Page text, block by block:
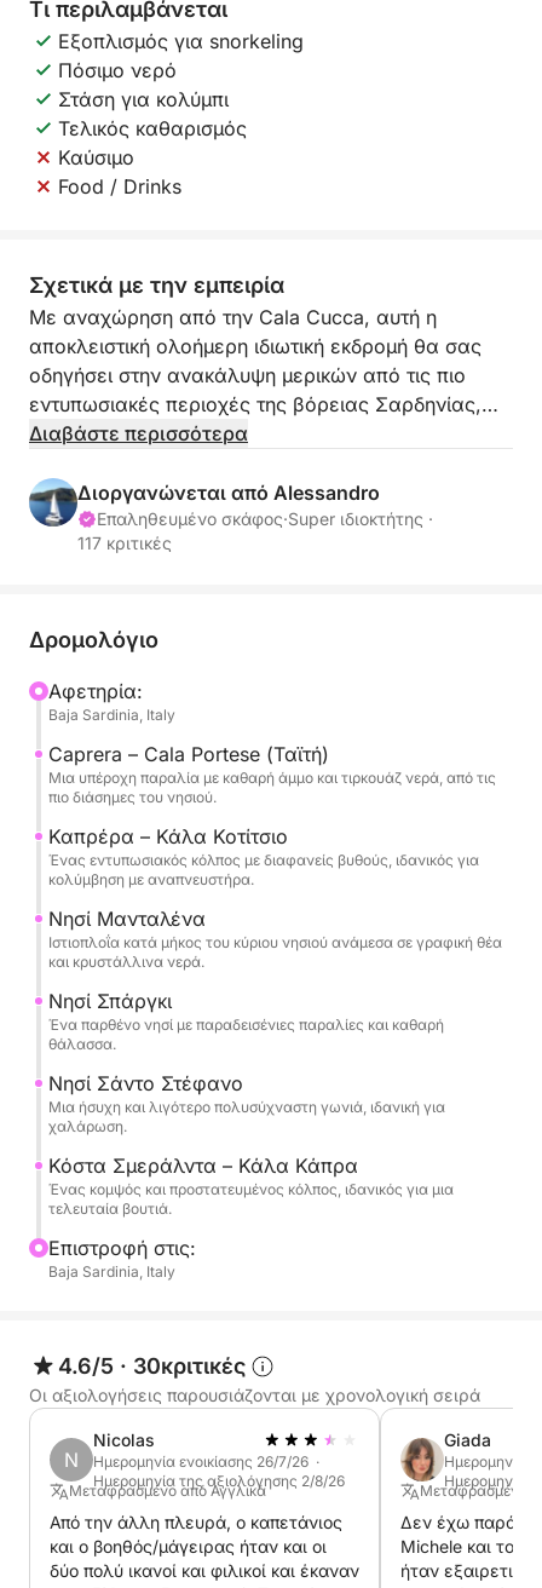
Τι περιλαμβάνεται
Εξοπλισμός για snorkeling
Πόσιμο νερό
Στάση για κολύμπι
Τελικός καθαρισμός
Καύσιμο
Food / Drinks
Σχετικά με την εμπειρία
Με αναχώρηση από την Cala Cucca, αυτή η
αποκλειστική ολοήμερη ιδιωτική εκδρομή θα σας
οδηγήσει στην ανακάλυψη μερικών από τις πιο
εντυπωσιακές περιοχές της βόρειας Σαρδηνίας,
ανάμεσα στο Αρχιπέλαγος Maddalena και την
θέλουν να ζήσουν τη θάλασσα σε απόλυτη
χαλάρωση, ανάμεσα σε κρυστάλλινα νερά,
κρυμμένους όρμους και μοναδικά φυσικά τοπία.
τα πιο μαγευτικά νησιά του αρχιπελάγους, διάσημο
που θυμίζει Καραϊβική. Εδώ βρίσκονται μερικοί από
τους πιο εμβληματικούς κόλπους της Σαρδηνίας,
ιδανικοί για κολύμπι και κολύμβηση με
αναπνευστήρα.
Η εκδρομή συνεχίζεται προς τη La Maddalena και
το νησί Spargi, όπου η φύση παραμένει ανέγγιχτη
όλη τη διάρκεια της ημέρας, έχουν
προγραμματιστεί αρκετές στάσεις για κολύμπι και
και την τιρκουάζ θάλασσα. Το απόγευμα,
επιστρέφουμε στην Costa Smeralda, πλέοντας κατά
μήκος κομψών και γραφικών ακτογραμμών μέχρι
να φτάσουμε σε αποκλειστικούς κόλπους όπως η
Cala Capra και το νησί Santo Stefano, ιδανικοί για
μια τελευταία στάση πριν την επιστροφή.
Μια ολοκληρωμένη εμπειρία που συνδυάζει τα πιο
όμορφα νερά του αρχιπελάγους με την κομψότητα
της Costa Smeralda, ιδανική για όσους αναζητούν
Διαβάστε περισσότερα
Διοργανώνεται από Alessandro
Επαληθευμένο σκάφος·Super ιδιοκτήτης ·
117 κριτικές
Δρομολόγιο
Αφετηρία:
Baja Sardinia, Italy
Caprera – Cala Portese (Ταϊτή)
Μια υπέροχη παραλία με καθαρή άμμο και τιρκουάζ νερά, από τις
πιο διάσημες του νησιού.
Καπρέρα – Κάλα Κοτίτσιο
Ένας εντυπωσιακός κόλπος με διαφανείς βυθούς, ιδανικός για
κολύμβηση με αναπνευστήρα.
Νησί Μανταλένα
Ιστιοπλοΐα κατά μήκος του κύριου νησιού ανάμεσα σε γραφική θέα
και κρυστάλλινα νερά.
Νησί Σπάργκι
Ένα παρθένο νησί με παραδεισένιες παραλίες και καθαρή
θάλασσα.
Νησί Σάντο Στέφανο
Μια ήσυχη και λιγότερο πολυσύχναστη γωνιά, ιδανική για
χαλάρωση.
Κόστα Σμεράλντα – Κάλα Κάπρα
Ένας κομψός και προστατευμένος κόλπος, ιδανικός για μια
τελευταία βουτιά.
Επιστροφή στις:
Baja Sardinia, Italy
4.6/5 · 30κριτικές
Οι αξιολογήσεις παρουσιάζονται με χρονολογική σειρά
N
Nicolas
Ημερομηνία ενοικίασης 26/7/26 ·
Ημερομηνία της αξιολόγησης 2/8/26
Μεταφρασμένο από Αγγλικά
Από την άλλη πλευρά, ο καπετάνιος
και ο βοηθός/μάγειρας ήταν και οι
δύο πολύ ικανοί και φιλικοί και έκαναν
Giada
Ημερομηνία
Ημερομηνία
Μεταφρασμένο
Δεν έχω
Michele και τον
ήταν